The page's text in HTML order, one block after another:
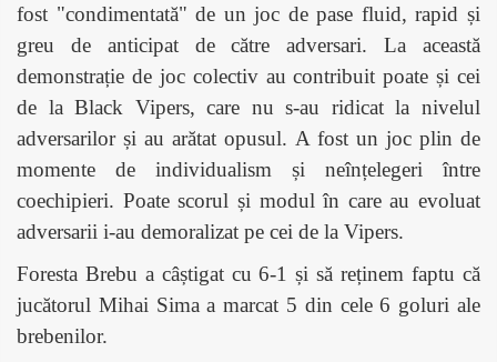
fost "condimentată" de un joc de pase fluid, rapid și
greu de anticipat de către adversari. La această
demonstrație de joc colectiv au contribuit poate și cei
de la Black Vipers, care nu s-au ridicat la nivelul
adversarilor și au arătat opusul. A fost un joc plin de
momente de individualism și neînțelegeri între
coechipieri. Poate scorul și modul în care au evoluat
adversarii i-au demoralizat pe cei de la Vipers.
Foresta Brebu a câștigat cu 6-1 și să reținem faptu că
jucătorul Mihai Sima a marcat 5 din cele 6 goluri ale
brebenilor.